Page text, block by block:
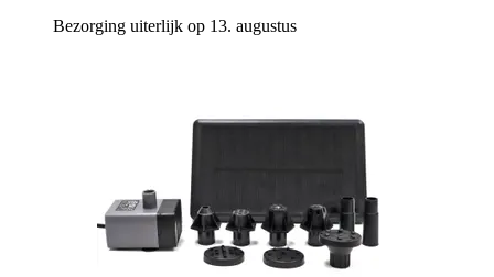
Bezorging uiterlijk op 13. augustus